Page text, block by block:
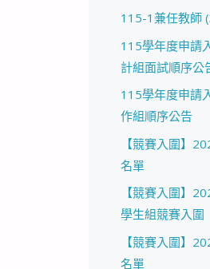
115-1兼任教師
115學年度申請
計組面試順序公
115學年度申請
作組順序公告
【競賽入圍】
名單
【競賽入圍】
學生組競賽入圍
【競賽入圍】
名單